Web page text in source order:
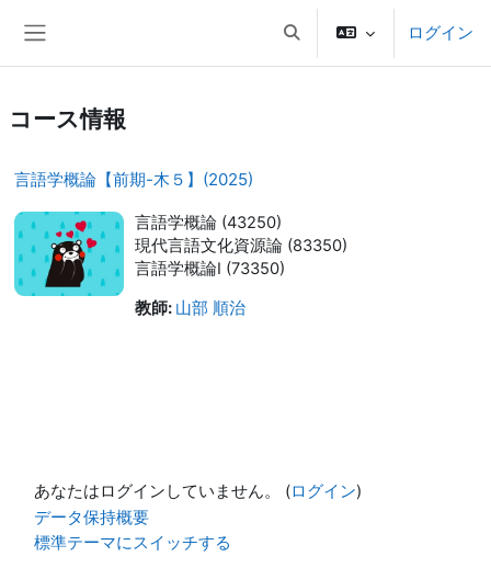
検索入力に切り替えるログイン
コース情報
言語学概論【前期-木５】(2025)
言語学概論 (43250)
現代言語文化資源論 (83350)
言語学概論Ⅰ (73350)
教師: 山部 順治
あなたはログインしていません。 (ログイン)
データ保持概要
標準テーマにスイッチする